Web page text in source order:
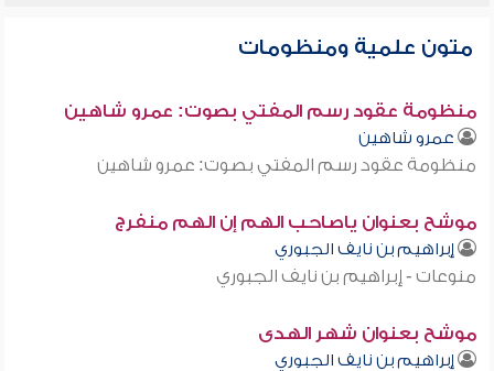
متون علمية ومنظومات
منظومة عقود رسم المفتي بصوت: عمرو شاهين
عمرو شاهين
منظومة عقود رسم المفتي بصوت: عمرو شاهين
موشح بعنوان ياصاحب الهم إن الهم منفرج
إبراهيم بن نايف الجبوري
منوعات - إبراهيم بن نايف الجبوري
موشح بعنوان شهر الهدى
إبراهيم بن نايف الجبوري